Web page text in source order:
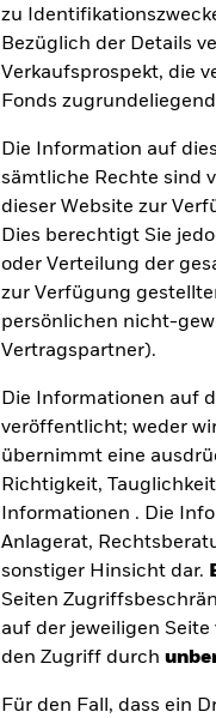
zu
Bezüglich der Details
Verkaufsprospekt, die
Fonds
Die Information auf
sämtliche Rechte sind
dieser Website zur
Dies berechtigt Sie
oder Verteilung der
zur Verfügung
persönlichen nicht-
Vertragspartner).
Die Informationen auf
veröffentlicht; weder
übernimmt eine
Richtigkeit,
Informationen . Die
Anlagerat,
sonstiger Hinsicht dar.
Seiten
auf der jeweiligen
den Zugriff durch
Für den Fall, dass ein
Unternehmen
aufsichtsrechtliche
werden.
Der Fonds
sind. Das
negative
wie die
auftreten, kann
Auflegung
Währung der
Anlageklasse
SFDR-
Laufende